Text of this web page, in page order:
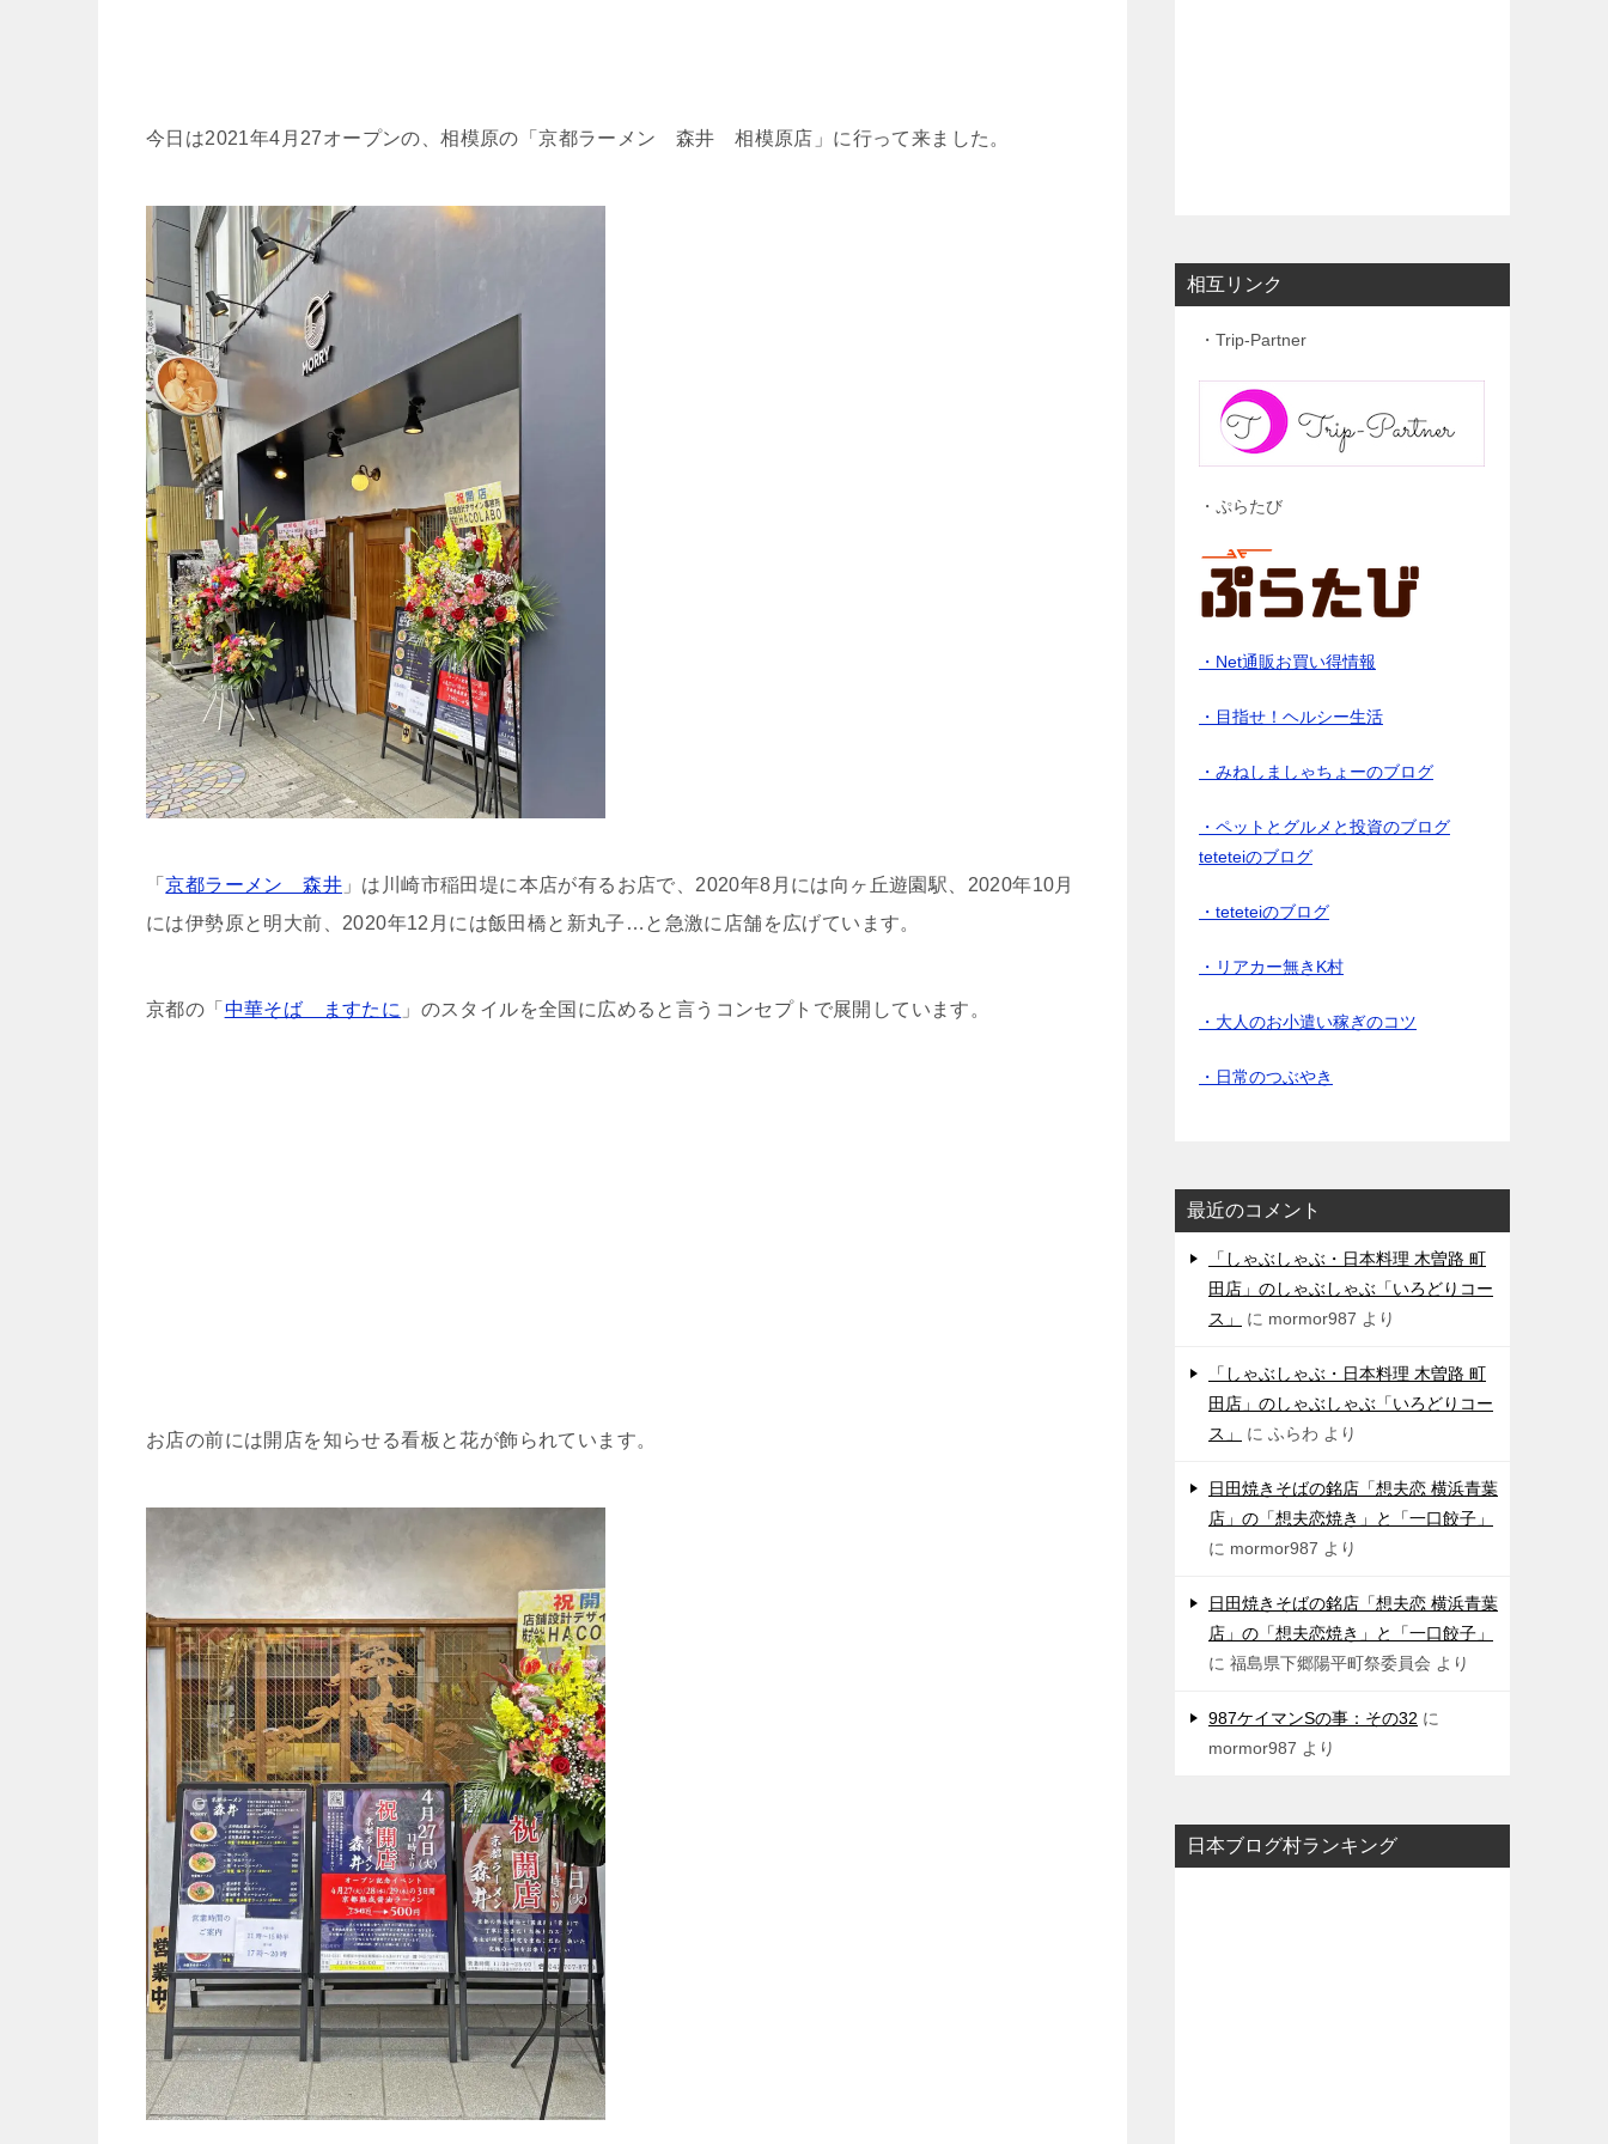
今日は2021年4月27オープンの、相模原の「京都ラーメン 森井 相模原店」に行って来ました。
「京都ラーメン 森井 」は川崎市稲田堤に本店が有るお店で、2020年8月には向ヶ丘遊園駅、2020年10月
には伊勢原と明大前、2020年12月には飯田橋と新丸子…と急激に店舗を広げています。
京都の「 中華そば ますたに 」のスタイルを全国に広めると言うコンセプトで展開しています。
お店の前には開店を知らせる看板と花が飾られています。
相互リンク
・Trip-Partner
・ぷらたび
・Net通販お買い得情報
・目指せ！ヘルシー生活
・みねしましゃちょーのブログ
・ペットとグルメと投資のブログ
teteteiのブログ
・teteteiのブログ
・リアカー無きK村
・大人のお小遣い稼ぎのコツ
・日常のつぶやき
最近のコメント
「しゃぶしゃぶ・日本料理 木曽路 町
田店」のしゃぶしゃぶ「いろどりコー
ス」
に mormor987 より
「しゃぶしゃぶ・日本料理 木曽路 町
田店」のしゃぶしゃぶ「いろどりコー
ス」
に ふらわ より
日田焼きそばの銘店「想夫恋 横浜青葉
店」の「想夫恋焼き」と「一口餃子」
に mormor987 より
日田焼きそばの銘店「想夫恋 横浜青葉
店」の「想夫恋焼き」と「一口餃子」
に 福島県下郷陽平町祭委員会 より
987ケイマンSの事：その32 に
mormor987 より
日本ブログ村ランキング